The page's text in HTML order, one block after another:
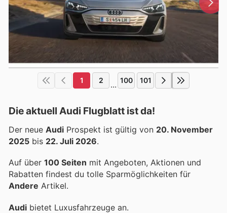
1 2 ... 100 101
Die aktuell Audi Flugblatt ist da!
Der neue Audi Prospekt ist gültig von 20. November
2025 bis 22. Juli 2026.
Auf über 100 Seiten mit Angeboten, Aktionen und
Rabatten findest du tolle Sparmöglichkeiten für
Andere Artikel.
Audi bietet Luxusfahrzeuge an.